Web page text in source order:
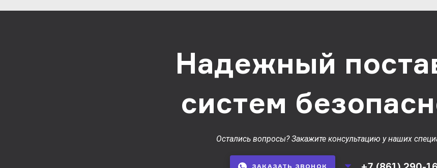
Надежный
систем
Остались вопросы? Закажите консультацию у наших
ЗАКАЗАТЬ ЗВОНОК